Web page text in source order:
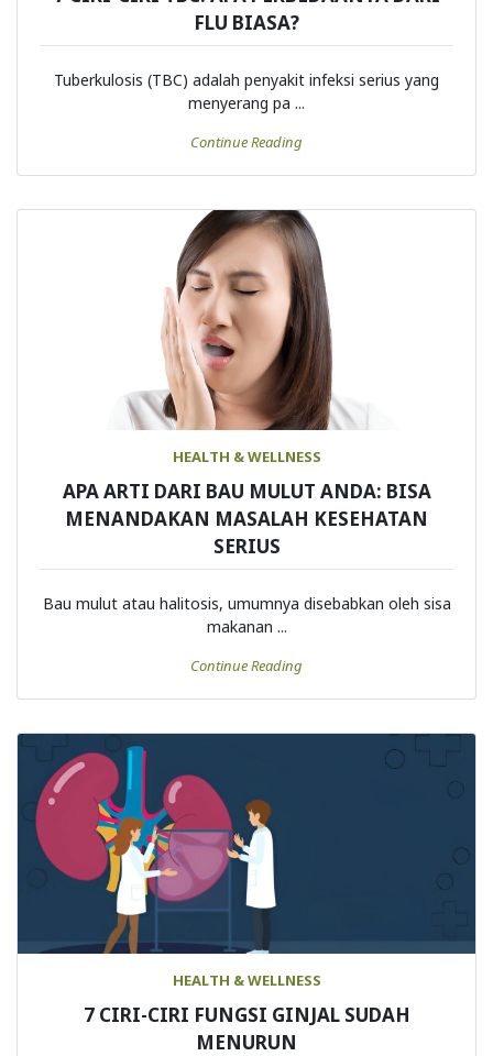
FLU BIASA?
Tuberkulosis (TBC) adalah penyakit infeksi serius yang
menyerang pa ...
Continue Reading
HEALTH & WELLNESS
APA ARTI DARI BAU MULUT ANDA: BISA
MENANDAKAN MASALAH KESEHATAN
SERIUS
Bau mulut atau halitosis, umumnya disebabkan oleh sisa
makanan ...
Continue Reading
HEALTH & WELLNESS
7 CIRI-CIRI FUNGSI GINJAL SUDAH
MENURUN